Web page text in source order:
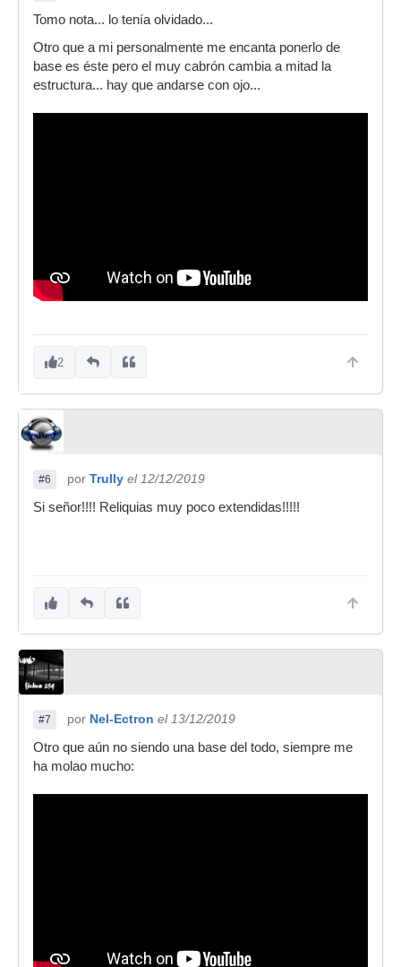
Tomo nota... lo tenía olvidado...
Otro que a mi personalmente me encanta ponerlo de
base es éste pero el muy cabrón cambia a mitad la
estructura... hay que andarse con ojo...
2
#6 por Trully el 12/12/2019
Si señor!!!! Reliquias muy poco extendidas!!!!!
#7 por Nel-Ectron el 13/12/2019
Otro que aún no siendo una base del todo, siempre me
ha molao mucho: